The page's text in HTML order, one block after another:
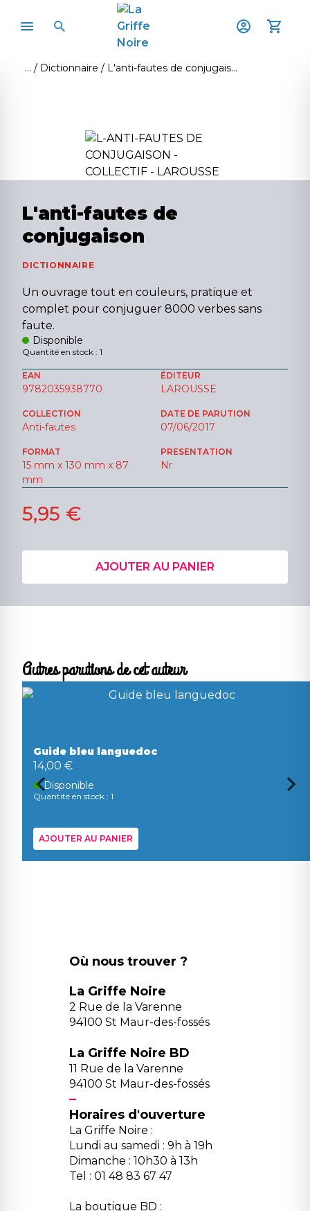
Dictionnaire L'anti-fautes de conjugaison
L'anti-fautes de
conjugaison
DICTIONNAIRE
Un ouvrage tout en couleurs, pratique et
complet pour conjuguer 8000 verbes sans
faute.
Disponible
Quantité en stock : 1
EAN
9782035938770
ÉDITEUR
LAROUSSE
COLLECTION
Anti-fautes
DATE DE PARUTION
07/06/2017
FORMAT
15 mm x 130 mm x 87
mm
PRESENTATION
Nr
5,95 €
AJOUTER AU PANIER
Autres parutions de cet auteur
Guide bleu languedoc
14,00 €
Disponible
Quantité en stock : 1
AJOUTER AU PANIER
Où nous trouver ?
La Griffe Noire
2 Rue de la Varenne
94100 St Maur-des-fossés
La Griffe Noire BD
11 Rue de la Varenne
94100 St Maur-des-fossés
Horaires d'ouverture
La Griffe Noire :
Lundi au samedi : 9h à 19h
Dimanche : 10h30 à 13h
Tel : 01 48 83 67 47
La boutique BD :